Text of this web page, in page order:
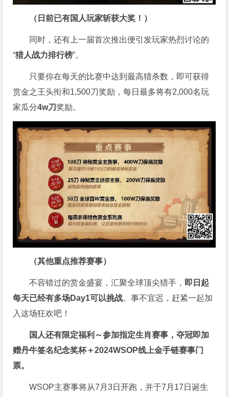
（日前已有国人玩家斩获大奖！）
同时，还有上一届首次推出便引发玩家热烈讨论的
“猎人战力排行榜”。
只要你在每天的比赛中达到最高猎杀数，即可获得
赏金之王头衔和1,500刀奖励，每日最多将有2,000名玩
家瓜分4w刀奖励。
（其他重点推荐赛事）
不容错过的赏金盛宴，汇聚全球顶尖猎手， 即日起
每天已经有多场Day1可以挑战。事不宜迟，赶紧一起加
入这场狂欢吧！
国人还有限定福利～参加指定生肖赛事，夺冠即加
赠丹牛签名纪念奖杯＋2024WSOP线上金手链赛事门
票。
WSOP主赛事将从7月3日开跑，并于7月17日诞生